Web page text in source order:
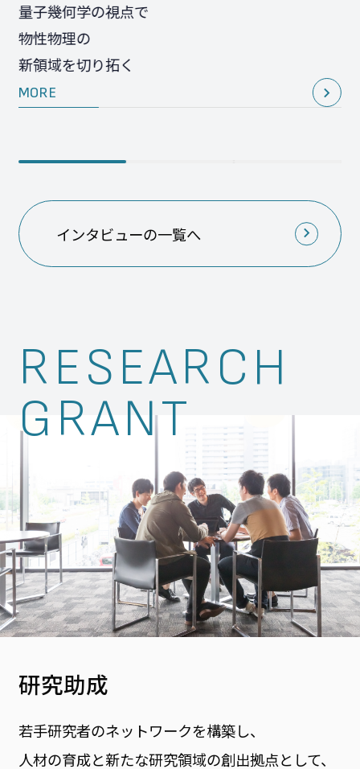
量子幾何学の視点で
物性物理の
新領域を切り拓く
MORE
インタビューの一覧へ
RESEARCH
GRANT
研究助成
若手研究者のネットワークを構築し、
人材の育成と新たな研究領域の創出拠点として、